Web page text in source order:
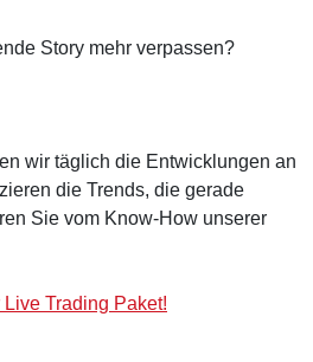
Story mehr verpassen?
wir täglich die Entwicklungen an
die Trends, die gerade
Sie vom Know-How unserer
Trading Paket!